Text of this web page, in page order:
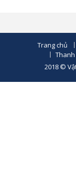
Trang chủ
2018 ©